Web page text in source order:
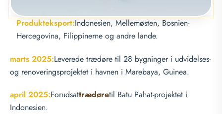
Produkteksport:Indonesien, Mellemøsten, Bosnien-
Hercegovina, Filippinerne og andre lande.
marts 2025:Leverede trædøre til 28 bygninger i udvidelses-
og renoveringsprojektet i havnen i Marebaya, Guinea.
april 2025:Forudsattrædøretil Batu Pahat-projektet i
Indonesien.